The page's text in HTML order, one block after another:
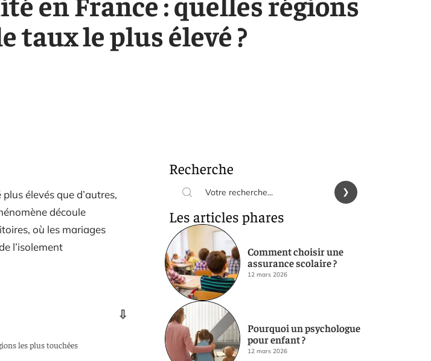
taux le plus élevé ?
élevés que d’autres,
découle
où les mariages
l’isolement
les plus touchées
Recherche
Les articles phares
Comment choisir une
assurance scolaire ?
12 mars 2026
Pourquoi un psychologue
pour enfant ?
12 mars 2026